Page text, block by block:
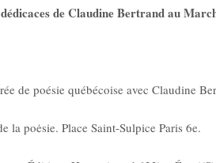
de Claudine Bertrand au
de poésie québécoise avec Claudine
la poėsie. Place Saint-Sulpice Paris 6e.